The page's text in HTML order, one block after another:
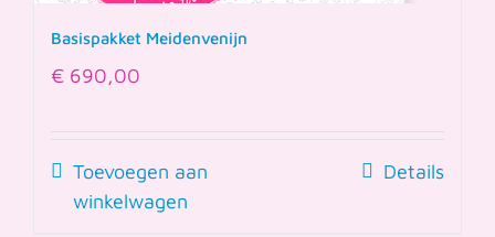
Basispakket Meidenvenijn
€ 690,00
Toevoegen aan
winkelwagen
Details